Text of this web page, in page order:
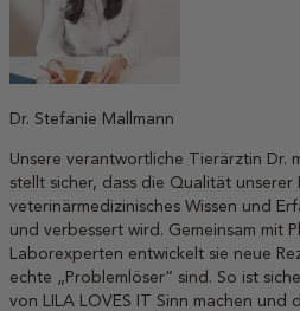
Dr. Stefanie Mallmann
Unsere verantwortliche Tierärztin Dr.
stellt sicher, dass die Qualität
veterinärmedizinisches Wissen und
und verbessert wird. Gemeinsam mit
Laborexperten entwickelt sie neue
echte „Problemlöser“ sind. So ist
von LILA LOVES IT Sinn machen und